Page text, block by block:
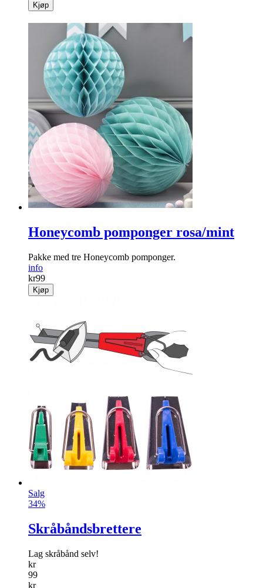
Kjøp
Honeycomb pomponger rosa/mint
Pakke med tre Honeycomb pomponger.
info
kr99
Kjøp
Salg
34%
Skråbåndsbrettere
Lag skråbånd selv!
kr
99
kr